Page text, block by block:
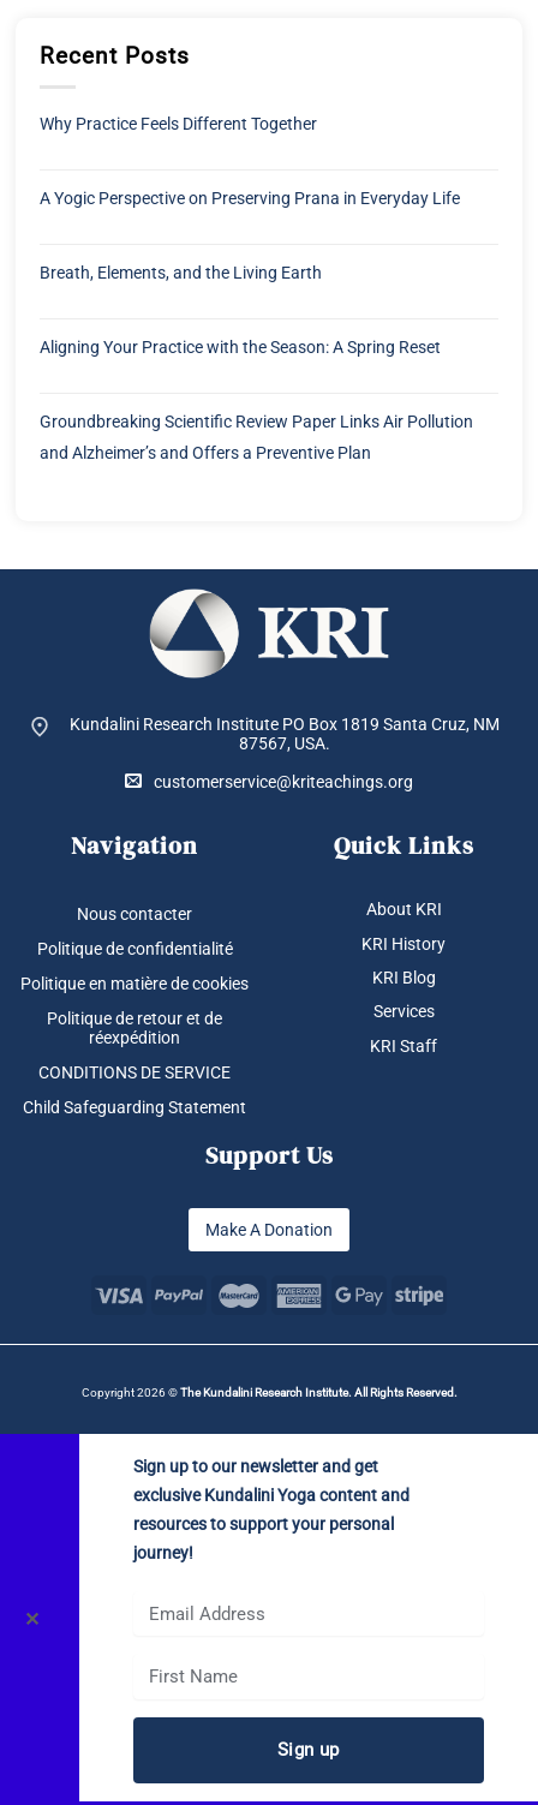
Recent Posts
Why Practice Feels Different Together
A Yogic Perspective on Preserving Prana in Everyday Life
Breath, Elements, and the Living Earth
Aligning Your Practice with the Season: A Spring Reset
Groundbreaking Scientific Review Paper Links Air Pollution
and Alzheimer’s and Offers a Preventive Plan
Kundalini Research Institute PO Box 1819 Santa Cruz, NM
87567, USA.
customerservice@kriteachings.org
Navigation
Nous contacter
Politique de confidentialité
Politique en matière de cookies
Politique de retour et de
réexpédition
CONDITIONS DE SERVICE
Child Safeguarding Statement
Quick Links
About KRI
KRI History
KRI Blog
Services
KRI Staff
Support Us
Make A Donation
Copyright 2026 ©The Kundalini Research Institute. All Rights Reserved.
✕
Sign up to our newsletter and get
exclusive Kundalini Yoga content and
resources to support your personal
journey!
Sign up